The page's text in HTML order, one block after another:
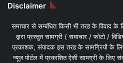
Disclaimer
समाचार से सम्बंधित किसी भी तरह के विवाद के
द्वारा प्रस्तुत सामग्री ( समाचार / फोटो /
प्रकाशक, संपादक इस तरह के सामग्रियों के लिए
न्यूज़ पोर्टल में प्रकाशित ऐसी सामग्री के लिए